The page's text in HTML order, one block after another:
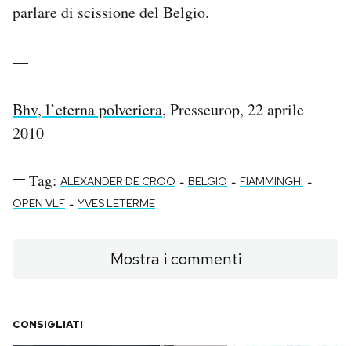
parlare di scissione del Belgio.
—
Bhv, l’eterna polveriera, Presseurop, 22 aprile
2010
Tag: ALEXANDER DE CROO - BELGIO - FIAMMINGHI -
OPEN VLF - YVES LETERME
Mostra i commenti
CONSIGLIATI